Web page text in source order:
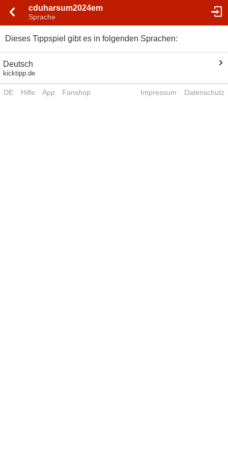
cduharsum2024em
Sprache
Dieses Tippspiel gibt es in folgenden Sprachen:
Deutsch
kicktipp.de
DE Hilfe App Fanshop Impressum Datenschutz